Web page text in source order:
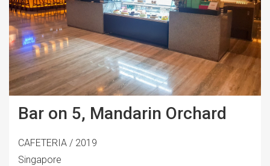
Bar on 5, Mandarin Orchard
CAFETERIA / 2019
Singapore